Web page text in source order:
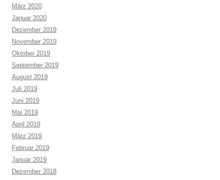
März 2020
Januar 2020
Dezember 2019
November 2019
Oktober 2019
September 2019
August 2019
Juli 2019
Juni 2019
Mai 2019
April 2019
März 2019
Februar 2019
Januar 2019
Dezember 2018